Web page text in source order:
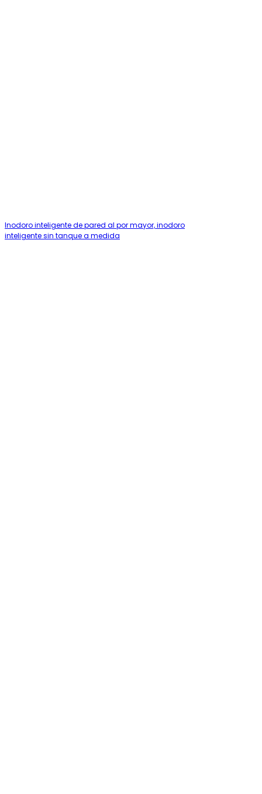
Inodoro inteligente de pared al por mayor, inodoro
inteligente sin tanque a medida